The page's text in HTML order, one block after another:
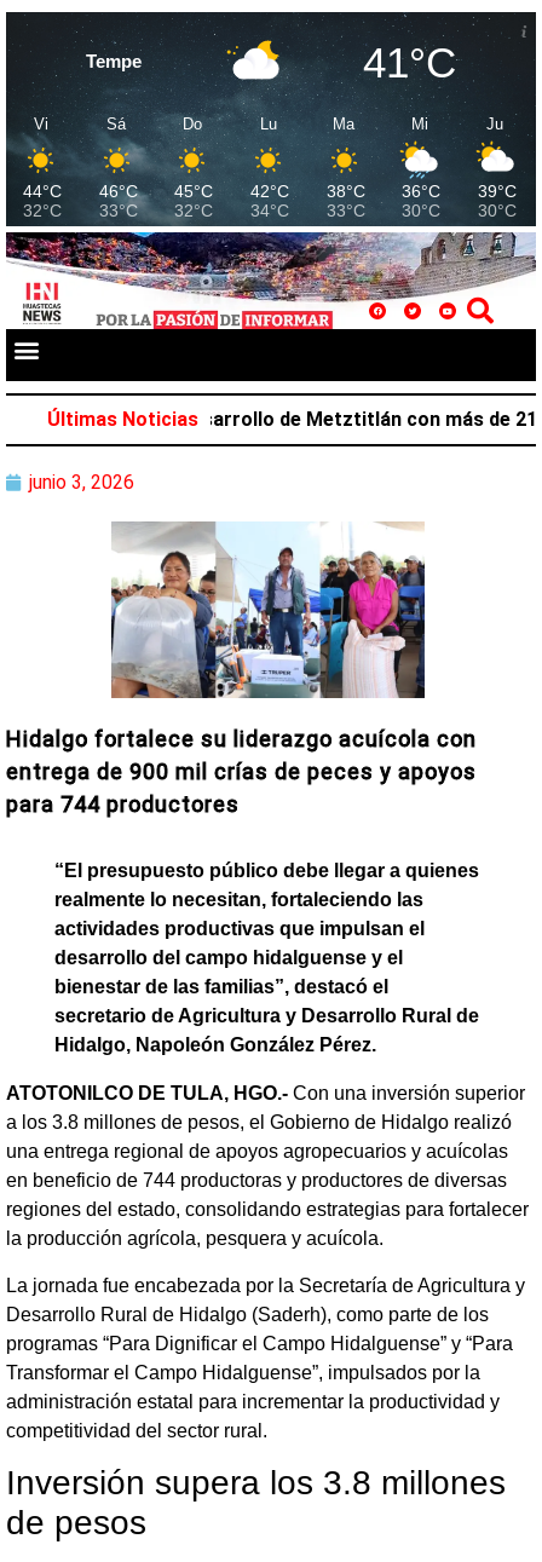
Tempe 41°C
Vi
44°C
32°C
Sá
46°C
33°C
Do
45°C
32°C
Lu
42°C
34°C
Ma
38°C
33°C
Mi
36°C
30°C
Ju
39°C
30°C
Últimas Noticias
favorece desarrollo de Metztitlán con más de 212
junio 3, 2026
Hidalgo fortalece su liderazgo acuícola con
entrega de 900 mil crías de peces y apoyos
para 744 productores
“El presupuesto público debe llegar a quienes
realmente lo necesitan, fortaleciendo las
actividades productivas que impulsan el
desarrollo del campo hidalguense y el
bienestar de las familias”, destacó el
secretario de Agricultura y Desarrollo Rural de
Hidalgo, Napoleón González Pérez.
ATOTONILCO DE TULA, HGO.- Con una inversión superior
a los 3.8 millones de pesos, el Gobierno de Hidalgo realizó
una entrega regional de apoyos agropecuarios y acuícolas
en beneficio de 744 productoras y productores de diversas
regiones del estado, consolidando estrategias para fortalecer
la producción agrícola, pesquera y acuícola.
La jornada fue encabezada por la Secretaría de Agricultura y
Desarrollo Rural de Hidalgo (Saderh), como parte de los
programas “Para Dignificar el Campo Hidalguense” y “Para
Transformar el Campo Hidalguense”, impulsados por la
administración estatal para incrementar la productividad y
competitividad del sector rural.
Inversión supera los 3.8 millones
de pesos